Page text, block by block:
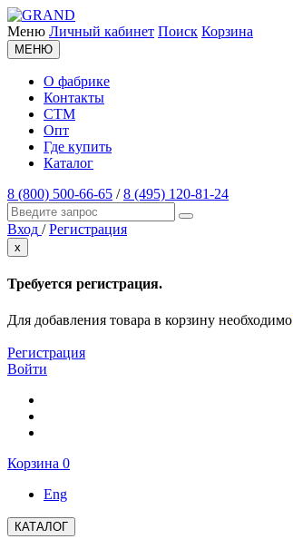
Меню Личный кабинет Поиск Корзина
МЕНЮ
О фабрике
Контакты
СТМ
Опт
Где купить
Каталог
8 (800) 500-66-65 /8 (495) 120-81-24
Вход / Регистрация
x
Требуется регистрация.
Для добавления товара в корзину необходимо
Регистрация
Войти
Корзина 0
Eng
КАТАЛОГ